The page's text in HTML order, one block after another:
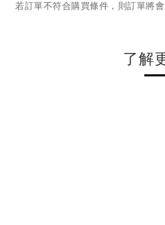
若訂單不符合購買條件，則訂單將會
了解